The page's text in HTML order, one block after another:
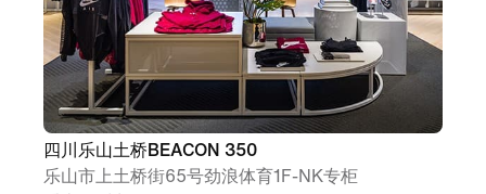
四川乐山土桥BEACON 350
乐山市上土桥街65号劲浪体育1F-NK专柜